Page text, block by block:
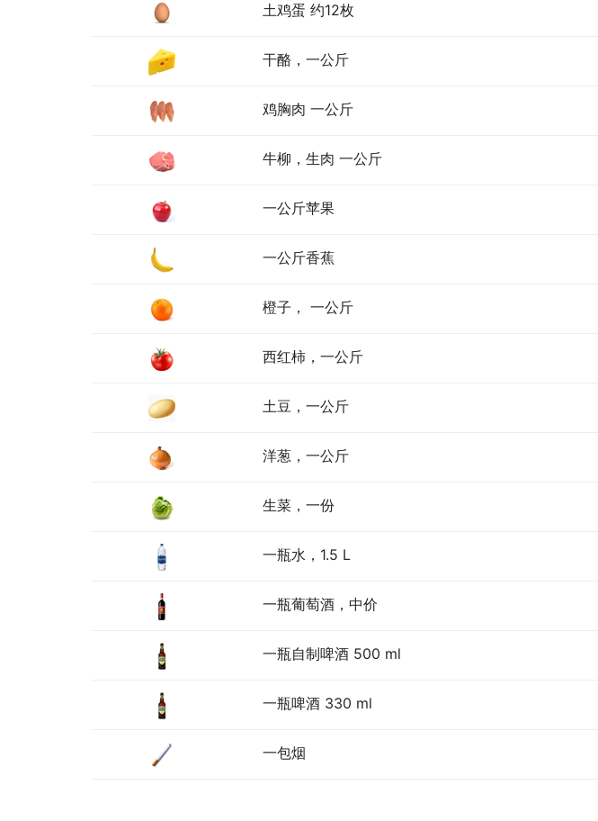
土鸡蛋 约12枚
干酪，一公斤
鸡胸肉 一公斤
牛柳，生肉 一公斤
一公斤苹果
一公斤香蕉
橙子， 一公斤
西红柿，一公斤
土豆，一公斤
洋葱，一公斤
生菜，一份
一瓶水，1.5 L
一瓶葡萄酒，中价
一瓶自制啤酒 500 ml
一瓶啤酒 330 ml
一包烟